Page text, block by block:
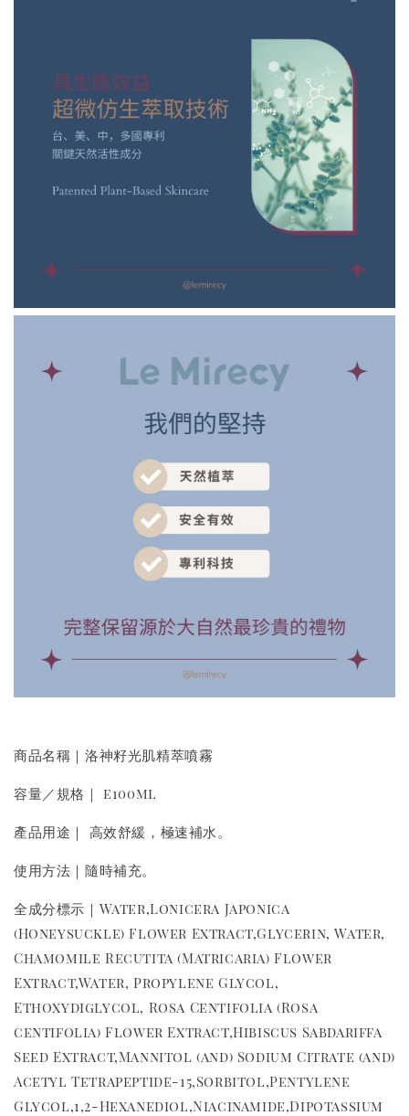
商品名稱｜洛神籽光肌精萃噴霧
容量／規格｜ e100ml
產品用途｜ 高效舒緩，極速補水。
使用方法｜隨時補充。
全成分標示｜Water,Lonicera Japonica
(Honeysuckle) Flower Extract,Glycerin, Water,
Chamomile Recutita (Matricaria) Flower
Extract,Water, Propylene Glycol,
Ethoxydiglycol, Rosa Centifolia (Rosa
centifolia) Flower Extract,Hibiscus Sabdariffa
Seed Extract,Mannitol (and) Sodium Citrate (and)
Acetyl Tetrapeptide-15,Sorbitol,Pentylene
Glycol,1,2-Hexanediol,Niacinamide,Dipotassium